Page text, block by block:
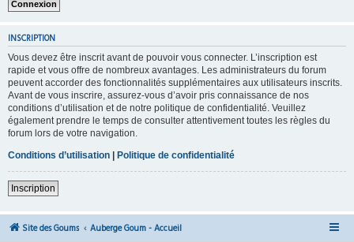
INSCRIPTION
Vous devez être inscrit avant de pouvoir vous connecter. L’inscription est
rapide et vous offre de nombreux avantages. Les administrateurs du forum
peuvent accorder des fonctionnalités supplémentaires aux utilisateurs inscrits.
Avant de vous inscrire, assurez-vous d’avoir pris connaissance de nos
conditions d’utilisation et de notre politique de confidentialité. Veuillez
également prendre le temps de consulter attentivement toutes les règles du
forum lors de votre navigation.
Conditions d’utilisation | Politique de confidentialité
Inscription
Site des Goums Auberge Goum - Accueil